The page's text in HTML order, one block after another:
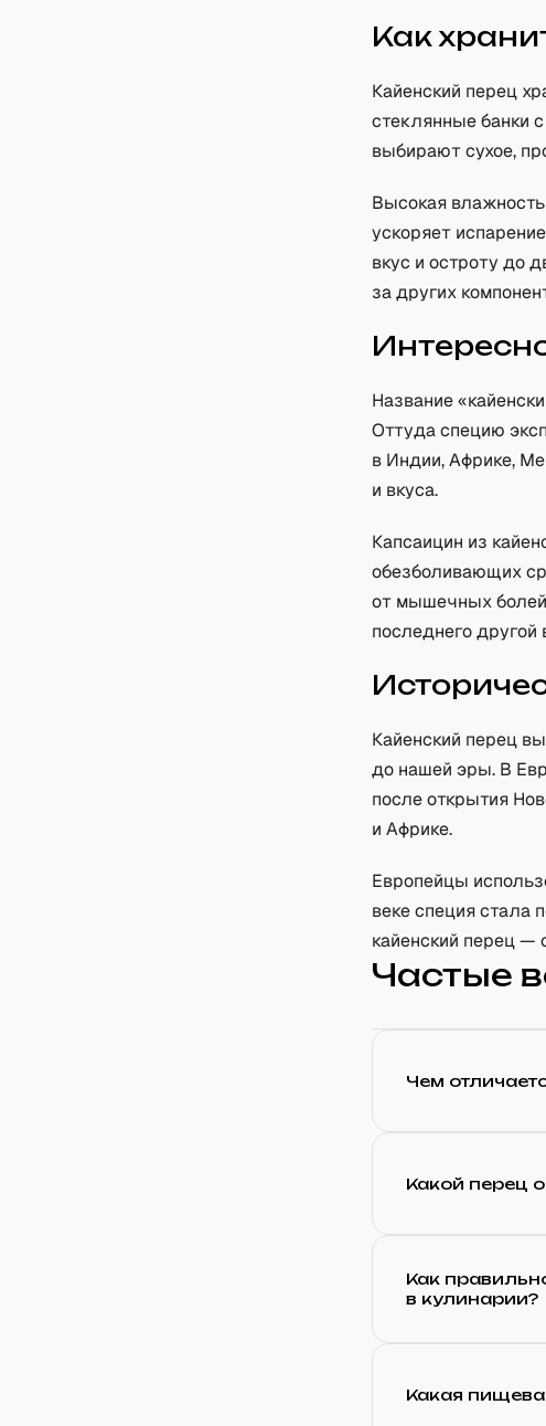
Как
Кайенский перец
стеклянные банки
выбирают сухое,
Высокая
ускоряет
вкус и остроту до
за других
Название
Оттуда специю
в Индии, Африке,
и вкуса.
Капсаицин из
обезболивающих
от мышечных
последнего другой
Кайенский перец
до нашей эры. В
после открытия
и Африке.
Европейцы
веке специя стала
кайенский перец —
Частые
Чем
Какой перец
Как
в кулинарии?
Какая